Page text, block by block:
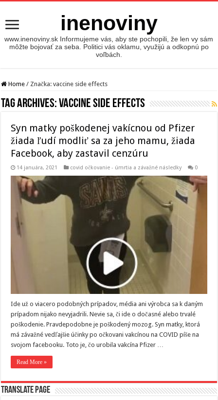
inenoviny
www.inenoviny.sk Informujeme vás, aby ste pochopili, že len vy sám
môžte bojovať za seba. Politici vás oklamu, využijú a odkopnú po
voľbách.
Home / Značka:vaccine side effects
Tag Archives:vaccine side effects
Syn matky poškodenej vakícnou od Pfizer
žiada ľudí modliť sa za jeho mamu, žiada
Facebook, aby zastavil cenzúru
14 januára, 2021 covid očkovanie - úmrtia a závažné následky 0
Ide už o viacero podobných prípadov, média ani výrobca sa k daným
prípadom nijako nevyjadrili. Nevie sa, či ide o dočasné alebo trvalé
poškodenie. Pravdepodobne je poškodený mozog. Syn matky, ktorá
má závažné vedľajšie účinky po očkovani vakcínou na COVID píše na
svojom facebooku. Toto je, čo urobila vakcína Pfizer …
Read More »
Translate page